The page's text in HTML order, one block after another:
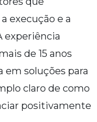
execução e a
experiência
de 15 anos
em soluções para
claro de como
positivamente